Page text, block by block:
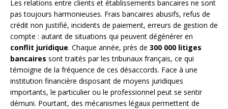
Les relations entre clients et établissements bancaires ne sont
pas toujours harmonieuses. Frais bancaires abusifs, refus de
crédit non justifié, incidents de paiement, erreurs de gestion de
compte : autant de situations qui peuvent dégénérer en
conflit juridique. Chaque année, près de 300 000 litiges
bancaires sont traités par les tribunaux français, ce qui
témoigne de la fréquence de ces désaccords. Face à une
institution financière disposant de moyens juridiques
importants, le particulier ou le professionnel peut se sentir
démuni. Pourtant, des mécanismes légaux permettent de